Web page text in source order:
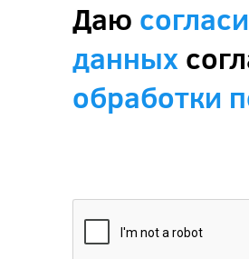
Даю
данных
обработки